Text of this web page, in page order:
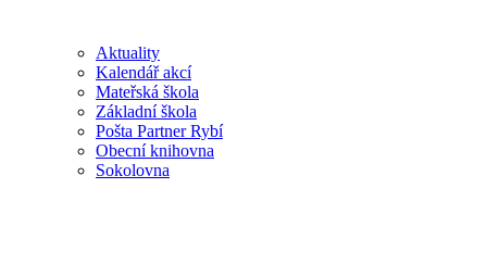
Aktuality
Kalendář akcí
Mateřská škola
Základní škola
Pošta Partner Rybí
Obecní knihovna
Sokolovna